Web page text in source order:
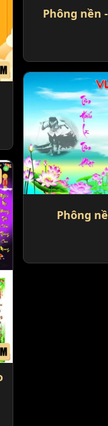
Phông nền
Phông